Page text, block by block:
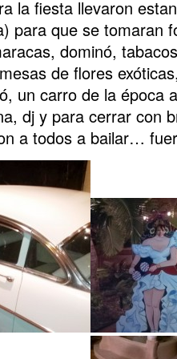
la fiesta llevaron
para que se tomaran
dominó,
de flores
un carro de la época
dj y para cerrar con
a todos a bailar…